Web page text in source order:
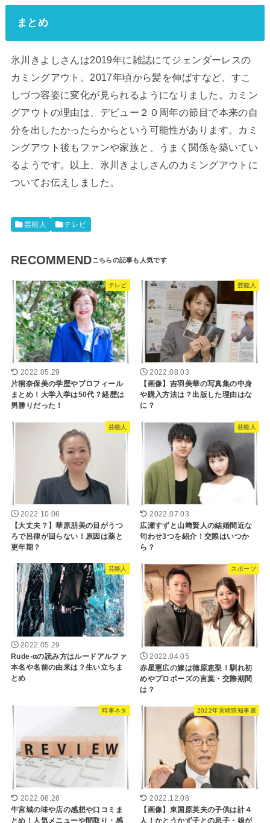
まとめ
氷川きよしさんは2019年に雑誌にてジェンダーレスの
カミングアウト。2017年頃から髪を伸ばすなど、すこ
しづつ容姿に変化が見られるようになりました。カミン
グアウトの理由は、デビュー２０周年の節目で本来の自
分を出したかったらからという可能性があります。カミ
ングアウト後もファンや家族と、うまく関係を築いてい
るようです。以上、氷川きよしさんのカミングアウトに
ついてお伝えしました。
芸能人 テレビ
RECOMMEND
テレビ
2022.05.29
片桐奈保美の学歴やプロフィール
まとめ！大学入学は50代？経歴は
男勝りだった！
芸能人
2022.08.03
【画像】吉羽美華の写真集の中身
や購入方法は？出版した理由はな
に？
芸能人
2022.10.06
【大丈夫？】華原朋美の目がうつ
ろで呂律が回らない！原因は薬と
更年期？
芸能人
2022.07.03
広瀬すずと山﨑賢人の結婚間近な
匂わせ3つを紹介！交際はいつか
ら？
芸能人
2022.05.29
Rude-αの読み方はルードアルファ
本名や名前の由来は？生い立ちま
とめ
スポーツ
2022.04.05
赤星憲広の嫁は徳原恵梨！馴れ初
めやプロポーズの言葉・交際期間
は？
時事ネタ
2022.08.26
牛宮城の味や店の感想や口コミま
とめ！人気メニューや間取り・感
2022年宮崎県知事選
2022.12.08
【画像】東国原英夫の子供は計４
人！かとうかず子との息子・娘が